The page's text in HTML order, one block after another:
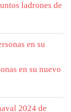
ladrones de
en su nuevo